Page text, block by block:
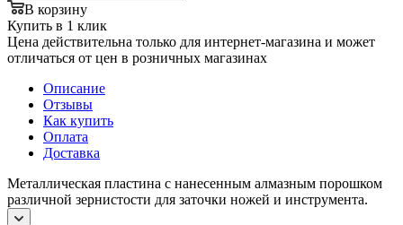
В корзину
Купить в 1 клик
Цена действительна только для интернет-магазина и может
отличаться от цен в розничных магазинах
Описание
Отзывы
Как купить
Оплата
Доставка
Металлическая пластина с нанесенным алмазным порошком
различной зернистости для заточки ножей и инструмента.